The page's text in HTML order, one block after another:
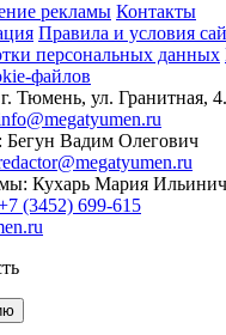
рекламы Контакты
Правила и условия
персональных данных
файлов
Тюмень, ул. Гранитная, 4.
Бегун Вадим Олегович
Кухарь Мария
(3452) 699-615